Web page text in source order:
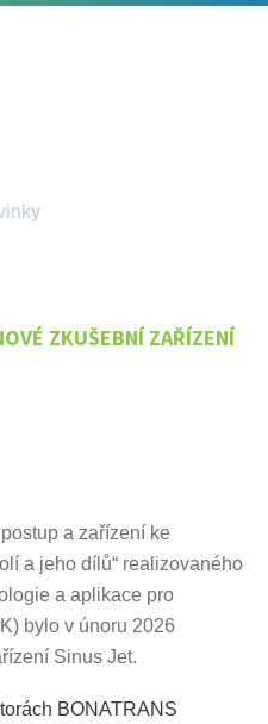
ZKUŠEBNÍ ZAŘÍZENÍ
a zařízení ke
a jeho dílů“ realizovaného
a aplikace pro
bylo v únoru 2026
Sinus Jet.
BONATRANS